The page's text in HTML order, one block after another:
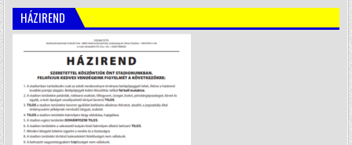
HÁZIREND